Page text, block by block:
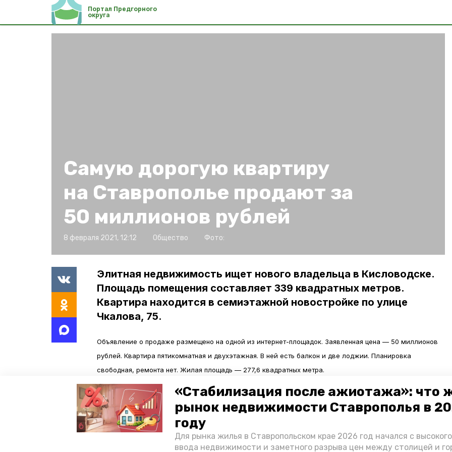
«Стабилизация после ажиотажа»: что
рынок недвижимости Ставрополья в
году
Для рынка жилья в Ставропольском крае 2026 год начался с
ввода недвижимости и заметного разрыва цен между столицей и
Портал Предгорного
округа
Самую дорогую квартиру
на Ставрополье продают за
50 миллионов рублей
8 февраля 2021, 12:12 Общество Фото:
Элитная недвижимость ищет нового владельца в Кисловодске.
Площадь помещения составляет 339 квадратных метров.
Квартира находится в семиэтажной новостройке по улице
Чкалова, 75.
Объявление о продаже размещено на одной из интернет-площадок. Заявленная цена — 50 миллионов
рублей. Квартира пятикомнатная и двухэтажная. В ней есть балкон и две лоджии. Планировка
свободная, ремонта нет. Жилая площадь — 277,6 квадратных метра.
Информационное агентство «Победа26»пишет, что помещение находится в элитном жилом комплексе.
Покупатель сможет пользоваться подземной и наземной парковкой, бассейном, спа-салоном и
тренажёрным залом, расположенными буквально вблизи от дома. Помимо этого, есть и другие
приятные «бонусы»: современные системы пожаротушения, система видеонаблюдения и охрана.